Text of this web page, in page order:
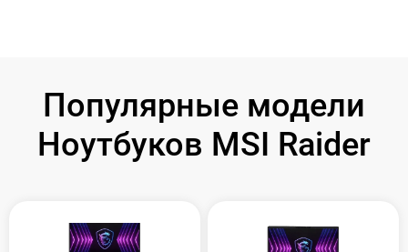
Популярные модели
Ноутбуков MSI Raider